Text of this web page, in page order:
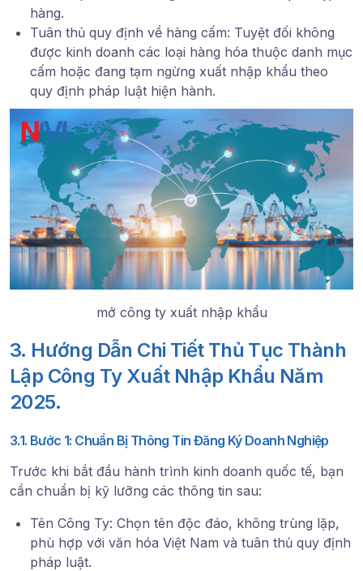
hàng.
Tuân thủ quy định về hàng cấm: Tuyệt đối không
được kinh doanh các loại hàng hóa thuộc danh mục
cấm hoặc đang tạm ngừng xuất nhập khẩu theo
quy định pháp luật hiện hành.
mở công ty xuất nhập khẩu
3. Hướng Dẫn Chi Tiết Thủ Tục Thành
Lập Công Ty Xuất Nhập Khẩu Năm
2025.
3.1. Bước 1: Chuẩn Bị Thông Tin Đăng Ký Doanh Nghiệp
Trước khi bắt đầu hành trình kinh doanh quốc tế, bạn
cần chuẩn bị kỹ lưỡng các thông tin sau:
Tên Công Ty: Chọn tên độc đáo, không trùng lặp,
phù hợp với văn hóa Việt Nam và tuân thủ quy định
pháp luật.